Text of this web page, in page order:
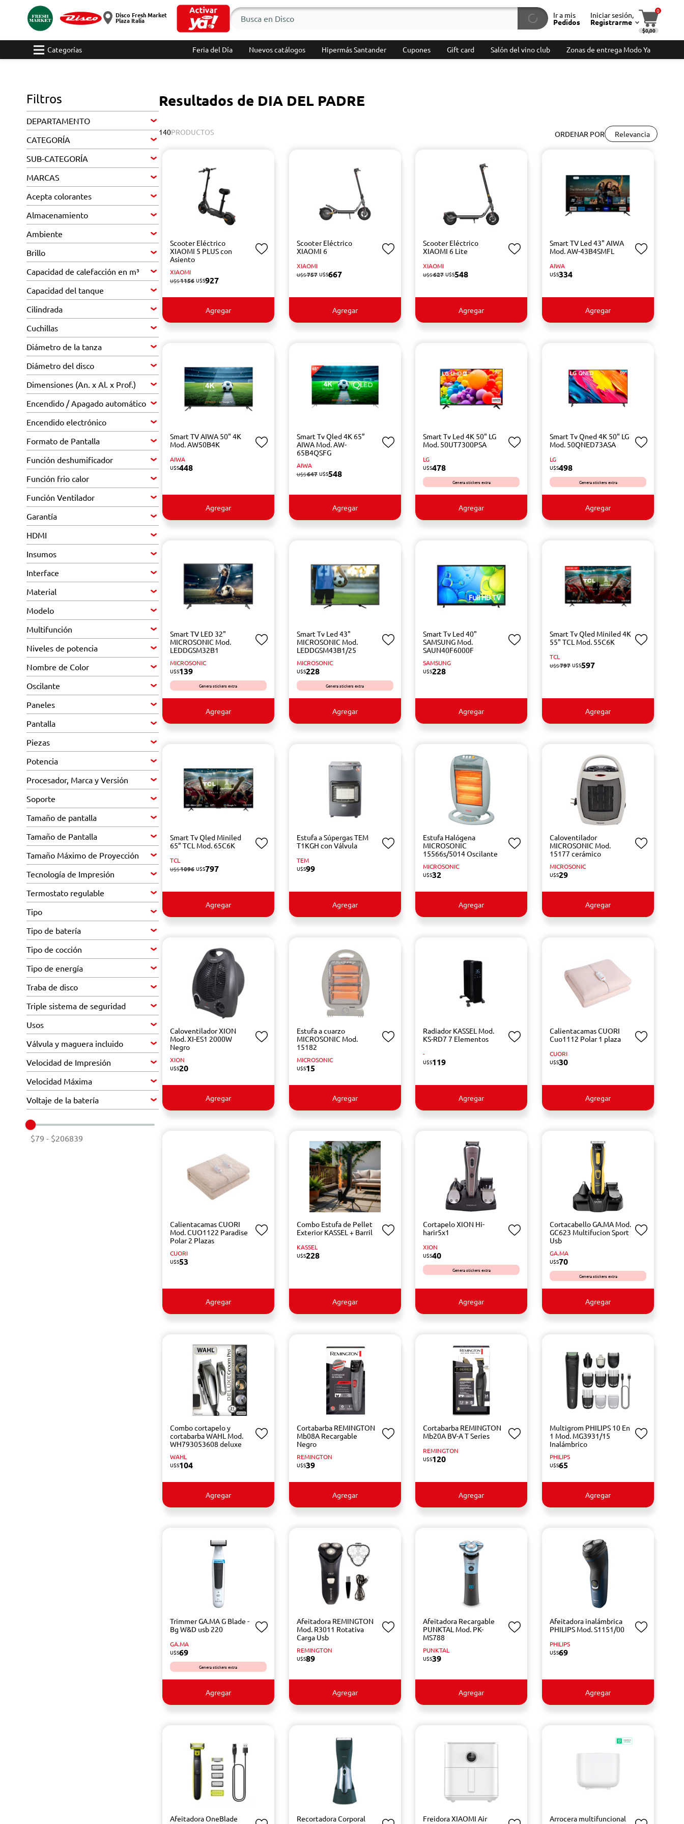
Disco Fresh Market
Plaza Italia
Ir a mis
Pedidos
Iniciar sesión,
Registrarme
0
$0,00
Categorías Feria del Día Nuevos catálogos Hipermás Santander Cupones Gift card Salón del vino club Zonas de entrega Modo Ya
Filtros
DEPARTAMENTO
CATEGORÍA
SUB-CATEGORÍA
MARCAS
Acepta colorantes
Almacenamiento
Ambiente
Brillo
Capacidad de calefacción en m³
Capacidad del tanque
Cilindrada
Cuchillas
Diámetro de la tanza
Diámetro del disco
Dimensiones (An. x Al. x Prof.)
Encendido / Apagado automático
Encendido electrónico
Formato de Pantalla
Función deshumificador
Función frio calor
Función Ventilador
Garantía
HDMI
Insumos
Interface
Material
Modelo
Multifunción
Niveles de potencia
Nombre de Color
Oscilante
Paneles
Pantalla
Piezas
Potencia
Procesador, Marca y Versión
Soporte
Tamaño de pantalla
Tamaño de Pantalla
Tamaño Máximo de Proyección
Tecnología de Impresión
Termostato regulable
Tipo
Tipo de batería
Tipo de cocción
Tipo de energía
Traba de disco
Triple sistema de seguridad
Usos
Válvula y maguera incluido
Velocidad de Impresión
Velocidad Máxima
Voltaje de la batería
$79 - $206839
Resultados de DIA DEL PADRE
ORDENAR POR Relevancia
140PRODUCTOS
Scooter Eléctrico
XIAOMI 5 PLUS con
Asiento
XIAOMI
U$S1156 U$S927
Agregar
Scooter Eléctrico
XIAOMI 6
XIAOMI
U$S757 U$S667
Agregar
Scooter Eléctrico
XIAOMI 6 Lite
XIAOMI
U$S627 U$S548
Agregar
Smart TV Led 43" AIWA
Mod. AW-43B4SMFL
AIWA
U$S334
Agregar
Smart TV AIWA 50" 4K
Mod. AW50B4K
AIWA
U$S448
Agregar
Smart Tv Qled 4K 65”
AIWA Mod. AW-
65B4QSFG
AIWA
U$S647 U$S548
Agregar
Smart Tv Led 4K 50" LG
Mod. 50UT7300PSA
LG
U$S478
Genera stickers extra
Agregar
Smart Tv Qned 4K 50" LG
Mod. 50QNED73ASA
LG
U$S498
Genera stickers extra
Agregar
Smart TV LED 32"
MICROSONIC Mod.
LEDDGSM32B1
MICROSONIC
U$S139
Genera stickers extra
Agregar
Smart Tv Led 43"
MICROSONIC Mod.
LEDDGSM43B1/25
MICROSONIC
U$S228
Genera stickers extra
Agregar
Smart Tv Led 40"
SAMSUNG Mod.
SAUN40F6000F
SAMSUNG
U$S228
Agregar
Smart Tv Qled Miniled 4K
55" TCL Mod. 55C6K
TCL
U$S797 U$S597
Agregar
Smart Tv Qled Miniled
65” TCL Mod. 65C6K
TCL
U$S1096 U$S797
Agregar
Estufa a Súpergas TEM
T1KGH con Válvula
TEM
U$S99
Agregar
Estufa Halógena
MICROSONIC
15566s/5014 Oscilante
MICROSONIC
U$S32
Agregar
Caloventilador
MICROSONIC Mod.
15177 cerámico
MICROSONIC
U$S29
Agregar
Caloventilador XION
Mod. XI-ES1 2000W
Negro
XION
U$S20
Agregar
Estufa a cuarzo
MICROSONIC Mod.
15182
MICROSONIC
U$S15
Agregar
Radiador KASSEL Mod.
KS-RD7 7 Elementos
-
U$S119
Agregar
Calientacamas CUORI
Cuo1112 Polar 1 plaza
CUORI
U$S30
Agregar
Calientacamas CUORI
Mod. CUO1122 Paradise
Polar 2 Plazas
CUORI
U$S53
Agregar
Combo Estufa de Pellet
Exterior KASSEL + Barril
KASSEL
U$S228
Agregar
Cortapelo XION Hi-
harir5x1
XION
U$S40
Genera stickers extra
Agregar
Cortacabello GA.MA Mod.
GC623 Multifucion Sport
Usb
GA.MA
U$S70
Genera stickers extra
Agregar
Combo cortapelo y
cortabarba WAHL Mod.
WH793053608 deluxe
WAHL
U$S104
Agregar
Cortabarba REMINGTON
Mb08A Recargable
Negro
REMINGTON
U$S39
Agregar
Cortabarba REMINGTON
Mb20A BV-A T Series
REMINGTON
U$S120
Agregar
Multigrom PHILIPS 10 En
1 Mod. MG3931/15
Inalámbrico
PHILIPS
U$S65
Agregar
Trimmer GA.MA G Blade -
Bg W&D usb 220
GA.MA
U$S69
Genera stickers extra
Agregar
Afeitadora REMINGTON
Mod. R3011 Rotativa
Carga Usb
REMINGTON
U$S89
Agregar
Afeitadora Recargable
PUNKTAL Mod. PK-
MS788
PUNKTAL
U$S39
Agregar
Afeitadora inalámbrica
PHILIPS Mod. S1151/00
PHILIPS
U$S69
Agregar
Afeitadora OneBlade
Recortadora Corporal
Freidora XIAOMI Air
Arrocera multifuncional